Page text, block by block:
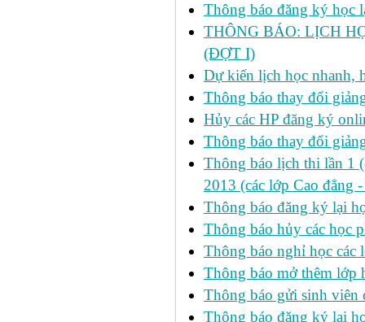
Thông báo đăng ký học
THÔNG BÁO: LỊCH
(ĐỢT I)
Dự kiến lịch học nhanh,
Thông báo thay đổi
Hủy các HP đăng ký
Thông báo thay đổi
Thông báo lịch thi lần 1
2013 (các lớp Cao đẳng
Thông báo đăng ký lại
Thông báo hủy các học
Thông báo nghỉ học các
Thông báo mở thêm lớp
Thông báo gửi sinh viên
Thông báo đăng ký lại